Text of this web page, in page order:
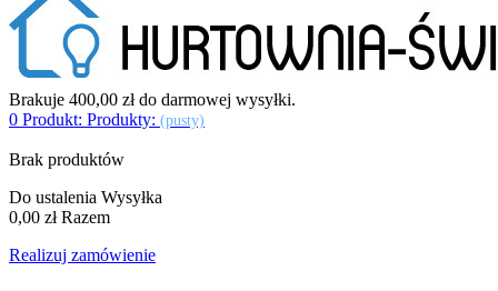
Brakuje 400,00 złdo darmowej wysyłki.
0 Produkt: Produkty: (pusty)
Brak produktów
Do ustalenia Wysyłka
0,00 zł Razem
Realizuj zamówienie